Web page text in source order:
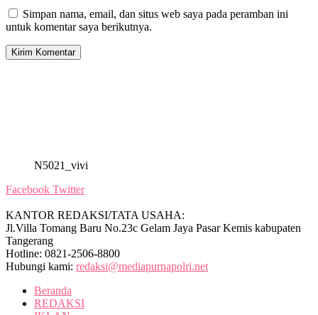
Simpan nama, email, dan situs web saya pada peramban ini
untuk komentar saya berikutnya.
N5021_vivi
Facebook Twitter
KANTOR REDAKSI/TATA USAHA:
Jl.Villa Tomang Baru No.23c Gelam Jaya Pasar Kemis kabupaten
Tangerang
Hotline: 0821-2506-8800
Hubungi kami: redaksi@mediapurnapolri.net
Beranda
REDAKSI